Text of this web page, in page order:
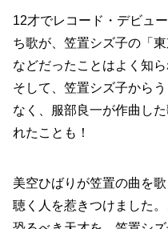
12才でレコード・デビュ
ち歌が、笠置シズ子の「
などだったことはよく知ら
そして、笠置シズ子から
なく、服部良一が作曲し
れたことも！
美空ひばりが笠置の曲を
聴く人を惹きつけました